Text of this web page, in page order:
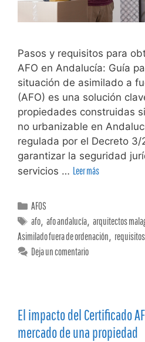
Pasos y requisitos para
AFO en Andalucía: Guía
situación de asimilado a
(AFO) es una solución
propiedades construidas
no urbanizable en
regulada por el Decreto 3/
garantizar la seguridad
servicios … Leer más
AFOS
afo,afo andalucía,arquitectos
Asimilado fuera de ordenación,
Deja un comentario
El impacto del Certificado
mercado de una propiedad